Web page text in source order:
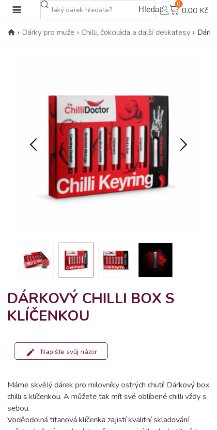
Hledat
0
0,00 Kč
› Dárky pro muže › Chilli, čokoláda a další delikatesy ›
DÁRKOVÝ CHILLI BOX S
KLÍČENKOU
Napište svůj názor
Máme skvělý dárek pro milovníky ostrých chutí! Dárkový box
chilli s klíčenkou. A můžete tak mít své oblíbené chilli vždy s
sebou.
Voděodolná titanová klíčenka zajistí kvalitní skladování